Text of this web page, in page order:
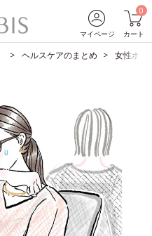
マイページ
0
カート
ヘルスケアのまとめ 女性ホル